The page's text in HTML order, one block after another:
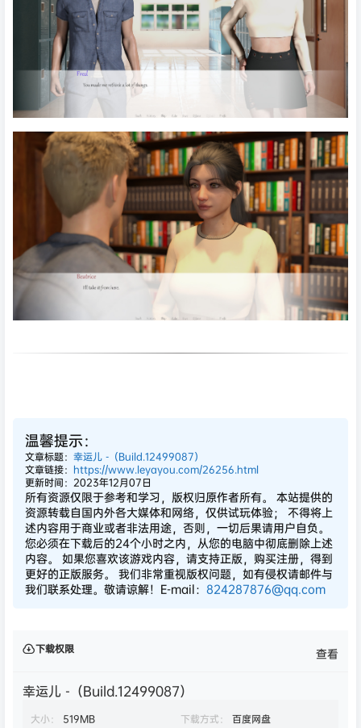
温馨提示：
文章标题： 幸运儿 -（Build.12499087）
文章链接： https://www.leyayou.com/26256.html
更新时间：2023年12月07日
所有资源仅限于参考和学习，版权归原作者所有。 本站提供的
资源转载自国内外各大媒体和网络，仅供试玩体验； 不得将上
述内容用于商业或者非法用途，否则，一切后果请用户自负。
您必须在下载后的24个小时之内，从您的电脑中彻底删除上述
内容。 如果您喜欢该游戏内容，请支持正版，购买注册，得到
更好的正版服务。 我们非常重视版权问题，如有侵权请邮件与
我们联系处理。敬请谅解！E-mail： 824287876@qq.com
下载权限 查看
幸运儿 -（Build.12499087）
大小： 519MB 下载方式：
百度网盘